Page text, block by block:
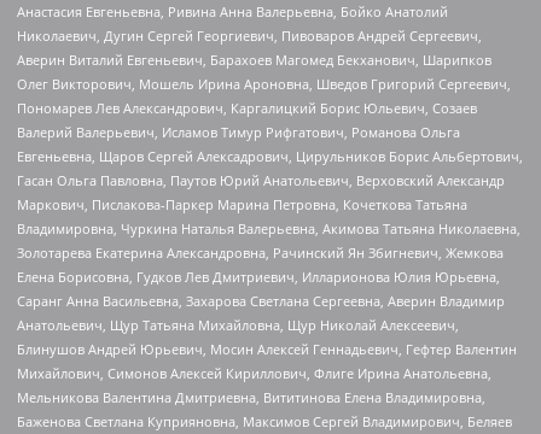
Анастасия Евгеньевна, Ривина Анна Валерьевна, Бойко Анатолий
Николаевич, Дугин Сергей Георгиевич, Пивоваров Андрей Сергеевич,
Аверин Виталий Евгеньевич, Барахоев Магомед Бекханович, Шарипков
Олег Викторович, Мошель Ирина Ароновна, Шведов Григорий Сергеевич,
Пономарев Лев Александрович, Каргалицкий Борис Юльевич, Созаев
Валерий Валерьевич, Исламов Тимур Рифгатович, Романова Ольга
Евгеньевна, Щаров Сергей Алексадрович, Цирульников Борис Альбертович,
Гасан Ольга Павловна, Паутов Юрий Анатольевич, Верховский Александр
Маркович, Пислакова-Паркер Марина Петровна, Кочеткова Татьяна
Владимировна, Чуркина Наталья Валерьевна, Акимова Татьяна Николаевна,
Золотарева Екатерина Александровна, Рачинский Ян Збигневич, Жемкова
Елена Борисовна, Гудков Лев Дмитриевич, Илларионова Юлия Юрьевна,
Саранг Анна Васильевна, Захарова Светлана Сергеевна, Аверин Владимир
Анатольевич, Щур Татьяна Михайловна, Щур Николай Алексеевич,
Блинушов Андрей Юрьевич, Мосин Алексей Геннадьевич, Гефтер Валентин
Михайлович, Симонов Алексей Кириллович, Флиге Ирина Анатольевна,
Мельникова Валентина Дмитриевна, Вититинова Елена Владимировна,
Баженова Светлана Куприяновна, Максимов Сергей Владимирович, Беляев